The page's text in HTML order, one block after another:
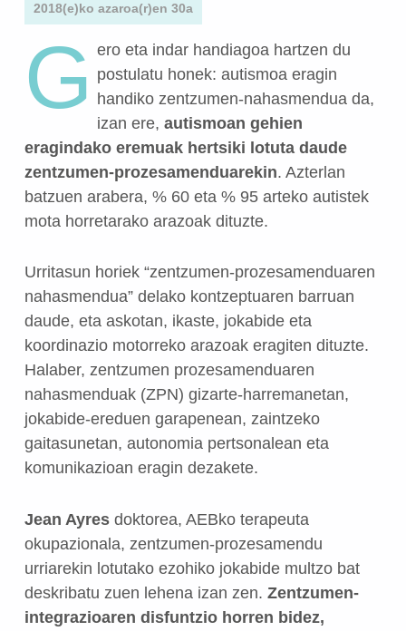
2018(e)ko azaroa(r)en 30a
G ero eta indar handiagoa hartzen du
postulatu honek: autismoa eragin
handiko zentzumen-nahasmendua da,
izan ere, autismoan gehien
eragindako eremuak hertsiki lotuta daude
zentzumen-prozesamenduarekin. Azterlan
batzuen arabera, % 60 eta % 95 arteko autistek
mota horretarako arazoak dituzte.
Urritasun horiek “zentzumen-prozesamenduaren
nahasmendua” delako kontzeptuaren barruan
daude, eta askotan, ikaste, jokabide eta
koordinazio motorreko arazoak eragiten dituzte.
Halaber, zentzumen prozesamenduaren
nahasmenduak (ZPN) gizarte-harremanetan,
jokabide-ereduen garapenean, zaintzeko
gaitasunetan, autonomia pertsonalean eta
komunikazioan eragin dezakete.
Jean Ayres doktorea, AEBko terapeuta
okupazionala, zentzumen-prozesamendu
urriarekin lotutako ezohiko jokabide multzo bat
deskribatu zuen lehena izan zen. Zentzumen-
integrazioaren disfuntzio horren bidez,